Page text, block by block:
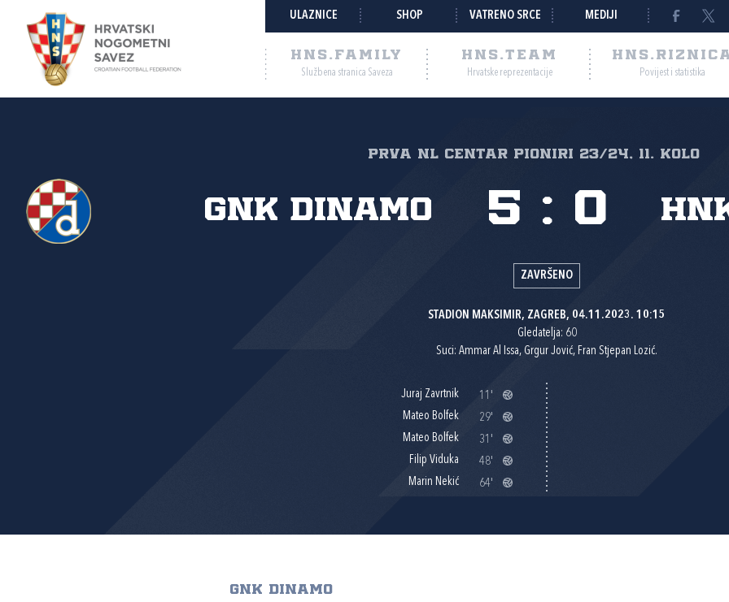
ULAZNICE SHOP VATRENO SRCE MEDIJI
HNS.FAMILY
Službena stranica Saveza
HNS.TEAM
Hrvatske reprezentacije Povijest i statistika
Prva NL Centar pioniri 23/24, 11. kolo
GNK Dinamo 5 : 0
ZAVRŠENO
STADION MAKSIMIR, ZAGREB, 04.11.2023. 10:15
Gledatelja: 60
Suci: Ammar Al Issa, Grgur Jović, Fran Stjepan Lozić.
Juraj Zavrtnik
11'
Mateo Bolfek
29'
Mateo Bolfek
31'
Filip Viduka
48'
Marin Nekić
64'
GNK DINAMO